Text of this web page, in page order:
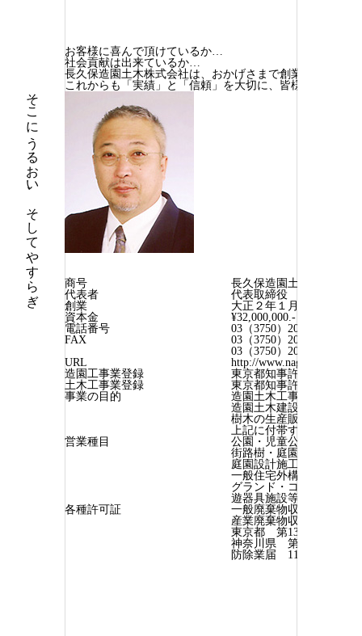
そこにうるおい、そしてやすらぎ
お客様に喜んで頂けているか…
社会貢献は出来ているか…
長久保造園土木株式会社は、おかげさまで創業100年を越
これからも「実績」と「信頼」を大切に、皆様のお役に
商号
長久保造園土木
代表者
代表取締役 長久保伸一
創業
大正２年１月１０日
資本金
¥32,000,000.-
電話番号
03（3750）2039
FAX
03（3750）2041 総務
03（3750）2043 現場
URL
http://www.nagakubo.co.jp/
造園工事業登録
東京都知事許可 特定
土木工事業登録
東京都知事許可 特定
事業の目的
造園土木工事請負業
造園土木建設資材の製造
樹木の生産販売
上記に付帯する一切の業
営業種目
公園・児童公園の造成工
街路樹・庭園等の植栽工
庭園設計施工及び維持管
一般住宅外構工事・駐車
グランド・コート等土木
遊器具施設等工事
各種許可証
一般廃棄物収集運搬業
産業廃棄物収集運搬業
東京都 第13-00-030058
神奈川県 第
防除業届 111第0075号